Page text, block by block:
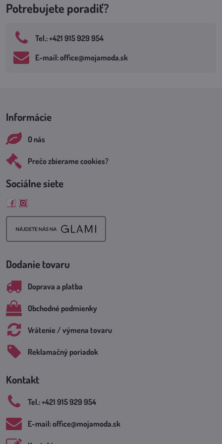
Potrebujete poradiť?
Tel​.: +421 915 929 954
E-mail: office​@mojamoda​.sk
Informácie
O nás
Prečo zbierame cookies?
Sociálne siete
FacebookInstagram
Dodanie tovaru
Doprava a platba
Obchodné podmienky
Vrátenie / výmena tovaru
Reklamačný poriadok
Kontakt
Tel​.: +421 915 929 954
E-mail: office​@mojamoda​.sk